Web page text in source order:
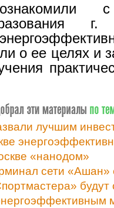
с
о ее целях и
лучшим
«нанодом»
сети «Ашан»